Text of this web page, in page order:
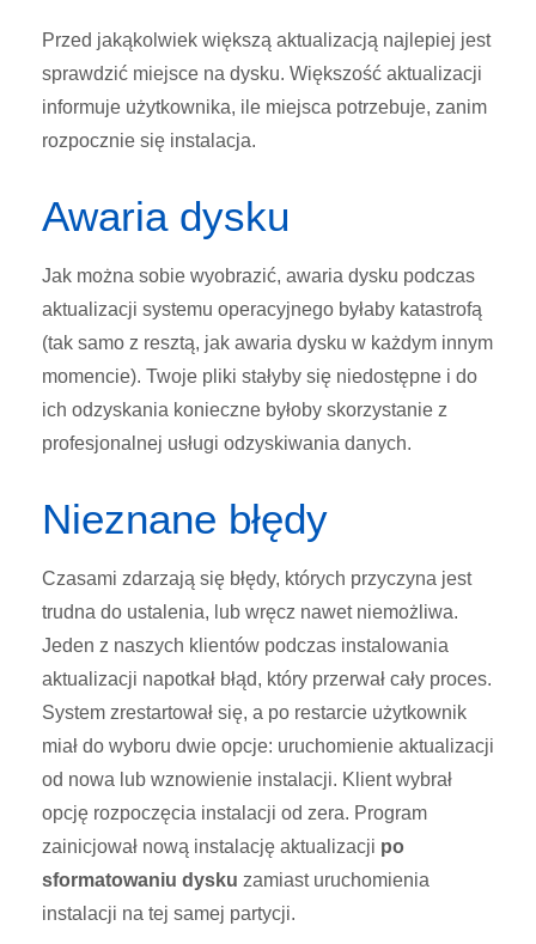
Przed jakąkolwiek większą aktualizacją najlepiej jest
sprawdzić miejsce na dysku. Większość aktualizacji
informuje użytkownika, ile miejsca potrzebuje, zanim
rozpocznie się instalacja.
Awaria dysku
Jak można sobie wyobrazić, awaria dysku podczas
aktualizacji systemu operacyjnego byłaby katastrofą
(tak samo z resztą, jak awaria dysku w każdym innym
momencie). Twoje pliki stałyby się niedostępne i do
ich odzyskania konieczne byłoby skorzystanie z
profesjonalnej usługi odzyskiwania danych.
Nieznane błędy
Czasami zdarzają się błędy, których przyczyna jest
trudna do ustalenia, lub wręcz nawet niemożliwa.
Jeden z naszych klientów podczas instalowania
aktualizacji napotkał błąd, który przerwał cały proces.
System zrestartował się, a po restarcie użytkownik
miał do wyboru dwie opcje: uruchomienie aktualizacji
od nowa lub wznowienie instalacji. Klient wybrał
opcję rozpoczęcia instalacji od zera. Program
zainicjował nową instalację aktualizacji po
sformatowaniu dysku zamiast uruchomienia
instalacji na tej samej partycji.